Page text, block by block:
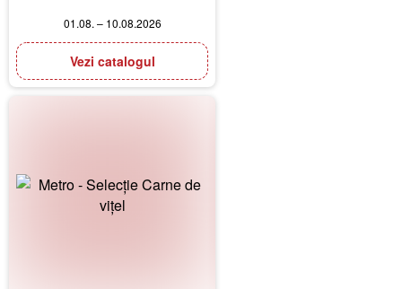
01.08. – 10.08.2026
Vezi catalogul